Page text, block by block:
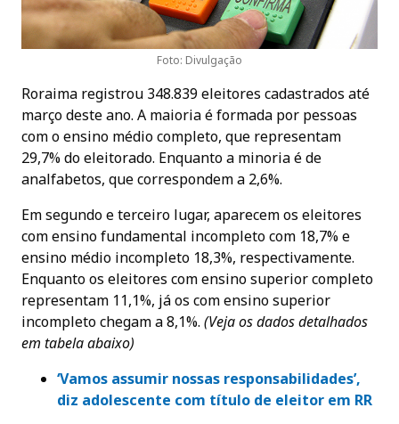
Foto: Divulgação
Roraima registrou 348.839 eleitores cadastrados até
março deste ano. A maioria é formada por pessoas
com o ensino médio completo, que representam
29,7% do eleitorado. Enquanto a minoria é de
analfabetos, que correspondem a 2,6%.
Em segundo e terceiro lugar, aparecem os eleitores
com ensino fundamental incompleto com 18,7% e
ensino médio incompleto 18,3%, respectivamente.
Enquanto os eleitores com ensino superior completo
representam 11,1%, já os com ensino superior
incompleto chegam a 8,1%. (Veja os dados detalhados
em tabela abaixo)
‘Vamos assumir nossas responsabilidades’,
diz adolescente com título de eleitor em RR